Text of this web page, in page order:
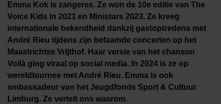
Emma Kok is zangeres. Ze won de 10e editie van The
Voice Kids in 2021 en Ministars 2023. Ze kreeg
internationale bekendheid dankzij gastoptredens met
André Rieu tijdens zijn befaamde concerten op het
Maastrichtse Vrijthof. Haar versie van het chanson
Voilà ging viraal op social media. In 2024 is ze op
wereldtournee met André Rieu. Emma is ook
ambassadeur van het Jeugdfonds Sport & Cultuur
Limburg. Ze vertelt ons waarom.